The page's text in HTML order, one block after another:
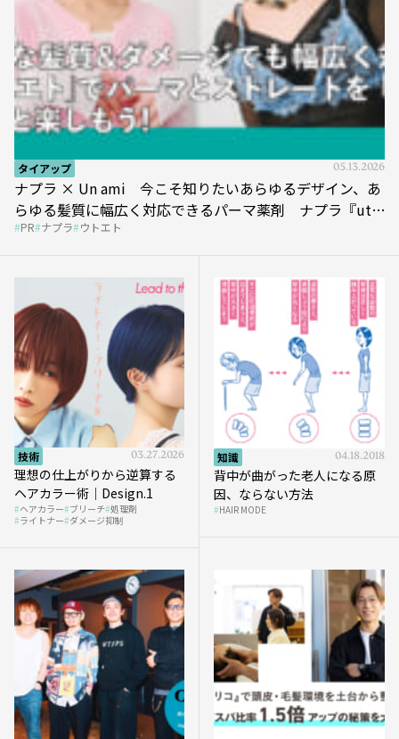
タイアップ 05.13.2026
ナプラ × Un ami 今こそ知りたいあらゆるデザイン、あ
らゆる髪質に幅広く対応できるパーマ薬剤 ナプラ『ut-
et』
PR ナプラ ウトエト
技術 03.27.2026
理想の仕上がりから逆算する
ヘアカラー術｜Design.1
ヘアカラー ブリーチ 処理剤
ライトナー ダメージ抑制
知識 04.18.2018
背中が曲がった老人になる原
因、ならない方法
HAIR MODE